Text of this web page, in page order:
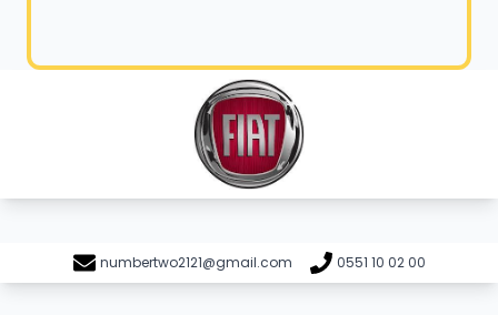
numbertwo2121@gmail.com 0551 10 02 00